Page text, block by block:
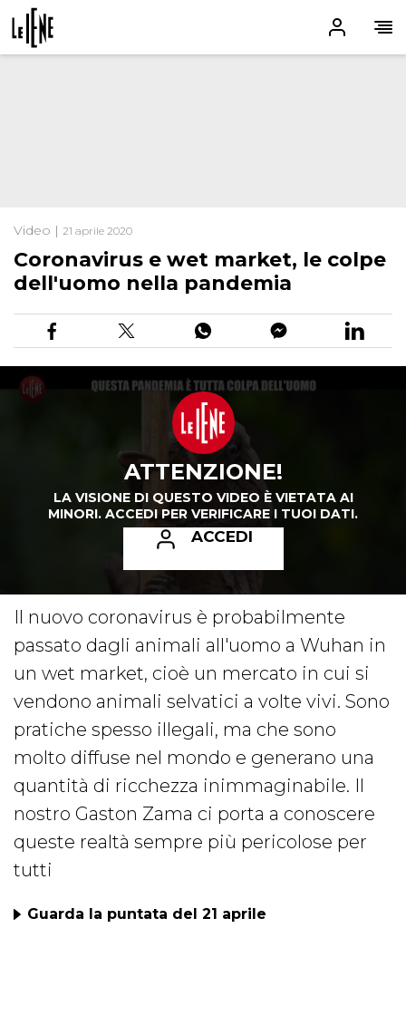
Video | 21 aprile 2020
Coronavirus e wet market, le colpe
dell'uomo nella pandemia
ATTENZIONE!
LA VISIONE DI QUESTO VIDEO È VIETATA AI
MINORI. ACCEDI PER VERIFICARE I TUOI DATI.
ACCEDI
Il nuovo coronavirus è probabilmente
passato dagli animali all'uomo a Wuhan in
un wet market, cioè un mercato in cui si
vendono animali selvatici a volte vivi. Sono
pratiche spesso illegali, ma che sono
molto diffuse nel mondo e generano una
quantità di ricchezza inimmaginabile. Il
nostro Gaston Zama ci porta a conoscere
queste realtà sempre più pericolose per
tutti
Guarda la puntata del 21 aprile